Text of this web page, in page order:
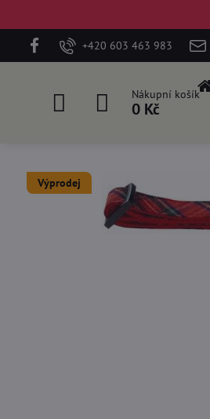
+420 603 463 983
Nákupní košík
0 Kč
Výprodej